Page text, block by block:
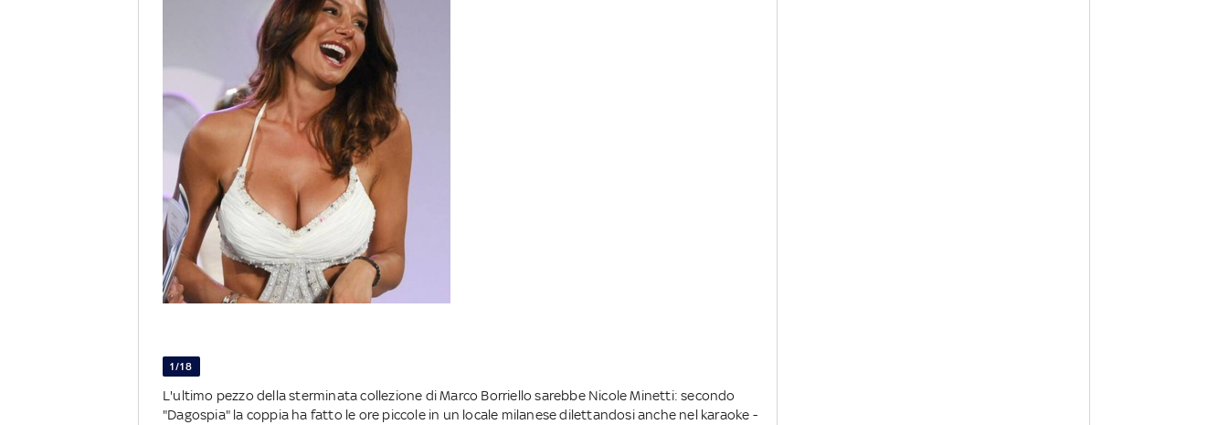
1/18
L'ultimo pezzo della sterminata collezione di Marco Borriello sarebbe Nicole Minetti: secondo
"Dagospia" la coppia ha fatto le ore piccole in un locale milanese dilettandosi anche nel karaoke -